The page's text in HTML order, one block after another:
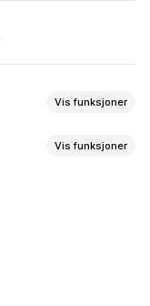
Vis funksjoner
Vis funksjoner